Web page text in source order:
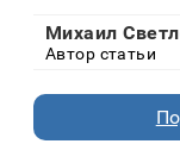
Михаил
Автор статьи